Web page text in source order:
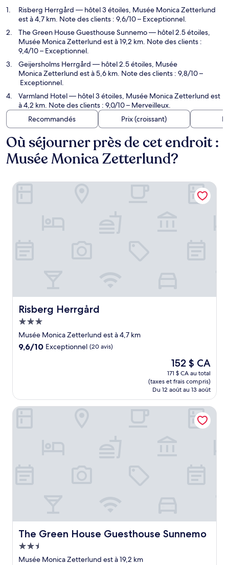
Risberg Herrgård — hôtel 3 étoiles, Musée Monica Zetterlund
est à 4,7 km. Note des clients : 9,6/10 – Exceptionnel.
The Green House Guesthouse Sunnemo— hôtel 2.5 étoiles,
Musée Monica Zetterlund est à 19,2 km. Note des clients :
9,4/10 – Exceptionnel.
Geijersholms Herrgård — hôtel 2.5 étoiles, Musée
Monica Zetterlund est à 5,6 km. Note des clients : 9,8/10 –
Exceptionnel.
Varmland Hotel— hôtel 3 étoiles, Musée Monica Zetterlund est
à 4,2 km. Note des clients : 9,0/10 – Merveilleux.
Recommandés
Prix (croissant)
Où séjourner près de cet endroit :
Musée Monica Zetterlund?
Risberg Herrgård
Risberg Herrgård
Hébergement
3.0 étoiles
Musée Monica Zetterlund est à 4,7 km
9.6
9,6/10 Exceptionnel (20 avis)
Le
prix
est
de
152 $ CA
152 $ CA
171 $ CA au total
(taxes et frais compris)
Du 12 août au 13 août
Risberg Herrgård
The Green House Guesthouse Sunnemo
The Green House Guesthouse Sunnemo
Hébergement
2.5 étoiles
Musée Monica Zetterlund est à 19,2 km
The Green House Guesthouse Sunnemo